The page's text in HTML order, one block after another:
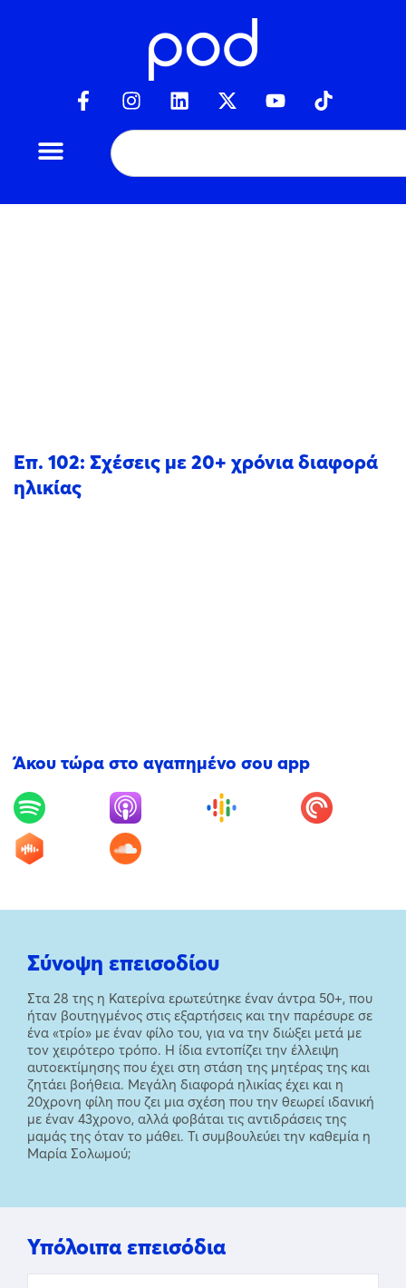
Επ. 102: Σχέσεις με 20+ χρόνια διαφορά
ηλικίας
Άκου τώρα στο αγαπημένο σου app
Σύνοψη επεισοδίου
Στα 28 της η Κατερίνα ερωτεύτηκε έναν άντρα 50+, που
ήταν βουτηγμένος στις εξαρτήσεις και την παρέσυρε σε
ένα «τρίο» με έναν φίλο του, για να την διώξει μετά με
τον χειρότερο τρόπο. Η ίδια εντοπίζει την έλλειψη
αυτοεκτίμησης που έχει στη στάση της μητέρας της και
ζητάει βοήθεια. Μεγάλη διαφορά ηλικίας έχει και η
20χρονη φίλη που ζει μια σχέση που την θεωρεί ιδανική
με έναν 43χρονο, αλλά φοβάται τις αντιδράσεις της
μαμάς της όταν το μάθει. Τι συμβουλεύει την καθεμία η
Μαρία Σολωμού;
Υπόλοιπα επεισόδια